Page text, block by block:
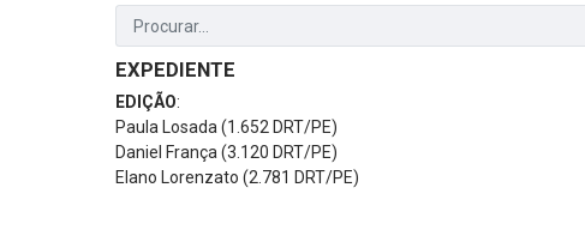
EXPEDIENTE
EDIÇÃO:
Paula Losada (1.652 DRT/PE)
Daniel França (3.120 DRT/PE)
Elano Lorenzato (2.781 DRT/PE)